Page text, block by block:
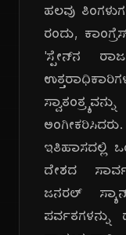
ಹಲವು
ರಂದು,
'ಸ್ಪೇನ್‌ನ
ಇತಿಹಾಸದಲ್ಲಿ
ದೇಶದ
ಜನರಲ್